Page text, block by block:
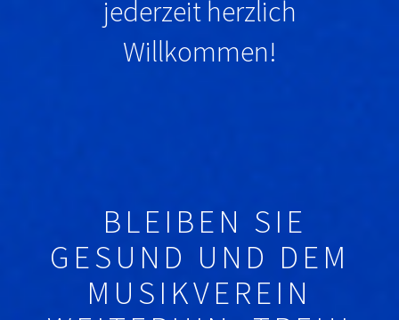
jederzeit herzlich
Willkommen!
BLEIBEN SIE
GESUND UND DEM
MUSIKVEREIN